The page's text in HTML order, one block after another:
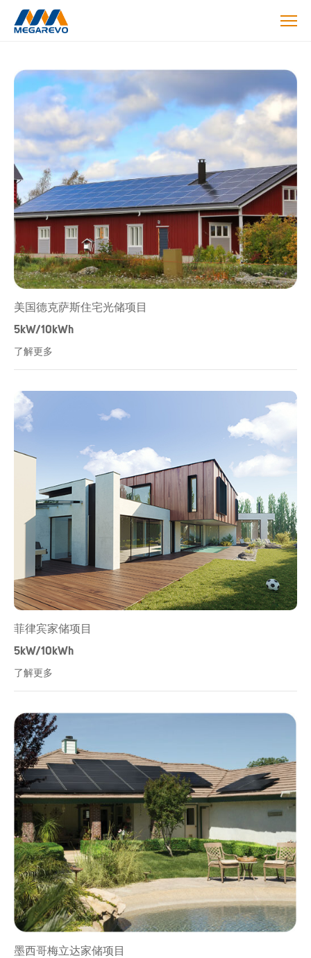
美国德克萨斯住宅光储项目
5kW/10kWh
了解更多
菲律宾家储项目
5kW/10kWh
了解更多
墨西哥梅立达家储项目